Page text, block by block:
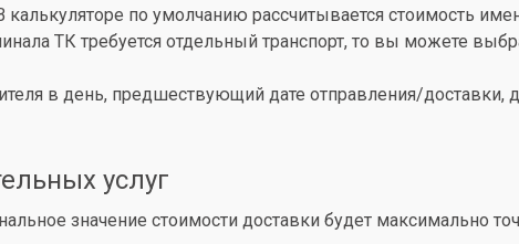
по умолчанию рассчитывается стоимость
ТК требуется отдельный транспорт, то вы можете
в день, предшествующий дате отправления/доставки,
услуг
значение стоимости доставки будет максимально